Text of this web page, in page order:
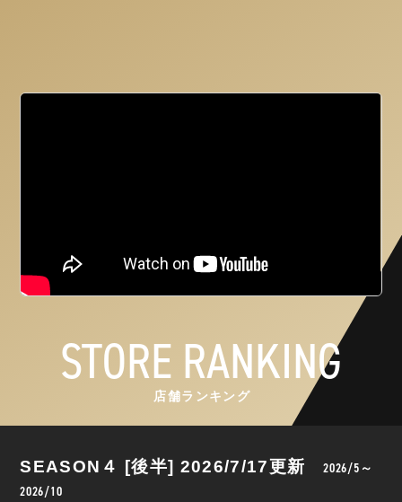
STORE RANKING
店舗ランキング
SEASON４ [後半] 2026/7/17更新
2026/5～
2026/10